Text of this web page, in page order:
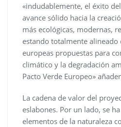
«indudablemente, el éxito
avance sólido hacia la
más ecológicas, modernas,
estando totalmente alineado
europeas propuestas para
climático y la degradación
Pacto Verde Europeo»
La cadena de valor del
eslabones. Por un lado, se
elementos de la naturaleza